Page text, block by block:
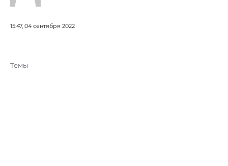
15:47, 04 сентября 2022
Темы